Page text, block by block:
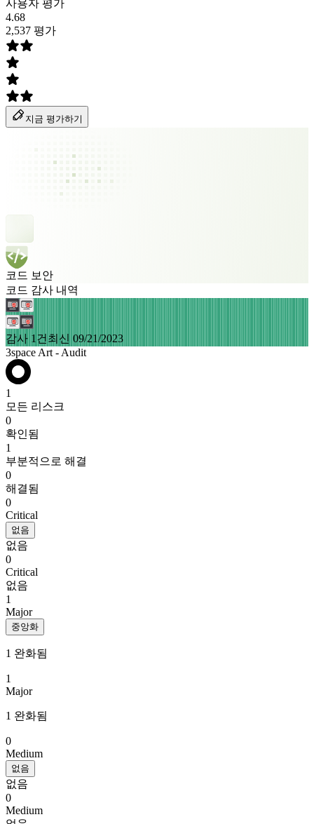
사용자 평가
4.68
2,537 평가
지금 평가하기
코드 보안
코드 감사 내역
감사 1건 최신 09/21/2023
3space Art - Audit
1
모든 리스크
0
확인됨
1
부분적으로 해결
0
해결됨
0
Critical
없음
없음
0
Critical
없음
1
Major
중앙화
1 완화됨
1
Major
1 완화됨
0
Medium
없음
없음
0
Medium